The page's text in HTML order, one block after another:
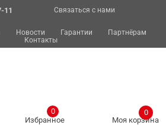
11 Связаться с нами
Новости Гарантии
Партнёрам
Контакты
Избранное
0
Моя корзина
0